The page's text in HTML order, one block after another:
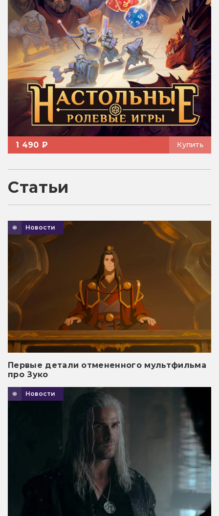
1 490 ₽ Купить
Статьи
Новости
Первые детали отмененного мультфильма
про Зуко
Новости